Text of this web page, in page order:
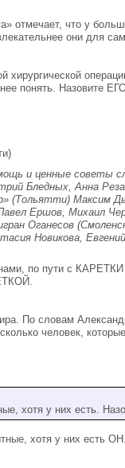
отмечает, что у
они для
понять. Назовите
и ценные советы
Бледных, Анна
(Тольятти) Максим
Ершов, Михаил
Оганесов
Новикова,
по пути с
По словам
человек,
хотя у них есть.
хотя у них есть